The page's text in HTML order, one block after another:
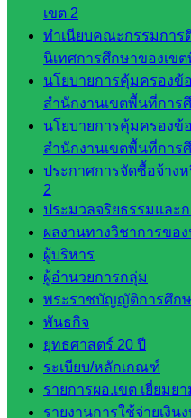
เขต 2
ทำเนียบคณะกรรมการ
นิเทศการศึกษาของเข
นโยบายการคุ้มครองข้
สำนักงานเขตพื้นที่การ
นโยบายการคุ้มครองข้
สำนักงานเขตพื้นที่การ
ประกาศการจัดซื้อจ้าง
2
ประมวลจริยธรรมและ
ผลงานทางวิชาการข
ผู้บริหาร
ผู้อำนวยการกลุ่ม
พระราชบัญญัติการศึกษ
พันธกิจ
ยุทธศาสตร์ 20 ปี
ระเบียบ/หลักเกณฑ์
รายการผอ.เขต เยี่ยมย
รายงานการใช้จ่ายเงิ
ดร.สราว
ดี เพ็งศรี
โคตร
เว็บไซต์
คณะ
กรรมการ
ก.ต.ป.น.
เว็บไซต์
อ.ค.ก.ศ.เขต
พื้นที่การ
ศึกษา
ดาวน์โหลด
เอกสาร
กลุ่